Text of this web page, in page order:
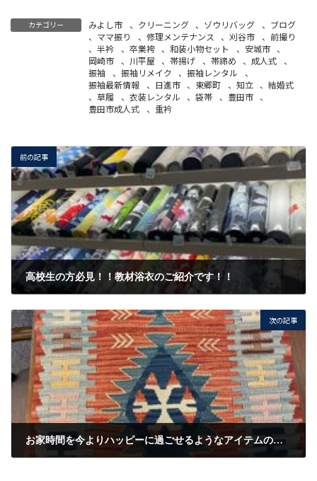
カテゴリー みよし市 、 クリーニング 、 ゾウリバッグ 、 ブログ
、 ママ振り 、 修理メンテナンス 、刈谷市 、 前撮り
、 半衿 、 卒業袴 、和装小物セット 、 安城市
、
岡崎市
、 川平屋 、帯揚げ 、 帯締め 、 成人式
、
振袖
、 振袖リメイク 、振袖レンタル
、
振袖最新情報
、 日進市 、 東郷町 、 知立 、結婚式
、 草履 、 衣装レンタル 、袋帯 、 豊田市
、
豊田市成人式
、 重衿
前の記事
高校生の方必見！！教材浴衣のご紹介です！！
次の記事
お家時間を今よりハッピーに過ごせるようなアイテムのご紹介です！！